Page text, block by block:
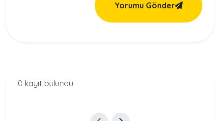
Yorumu Gönder
0 kayıt bulundu